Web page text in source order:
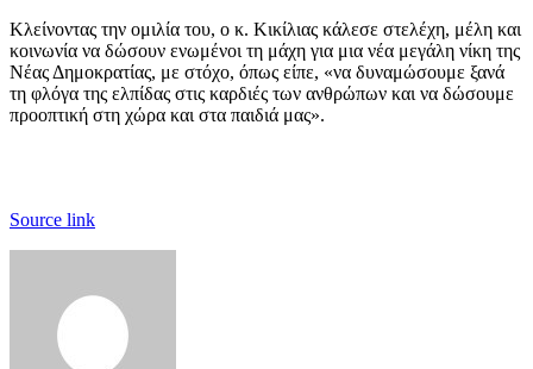
Κλείνοντας την ομιλία του, ο κ. Κικίλιας κάλεσε στελέχη, μέλη και
κοινωνία να δώσουν ενωμένοι τη μάχη για μια νέα μεγάλη νίκη της
Νέας Δημοκρατίας, με στόχο, όπως είπε, «να δυναμώσουμε ξανά
τη φλόγα της ελπίδας στις καρδιές των ανθρώπων και να δώσουμε
προοπτική στη χώρα και στα παιδιά μας».
Source link